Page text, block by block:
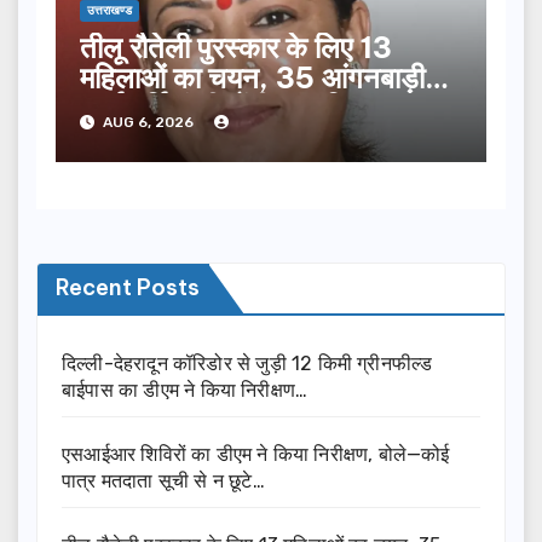
उत्तराखण्ड
तीलू रौतेली पुरस्कार के लिए 13
महिलाओं का चयन, 35 आंगनबाड़ी
कार्यकर्तियां भी होंगी सम्मानित…
AUG 6, 2026
Recent Posts
दिल्ली-देहरादून कॉरिडोर से जुड़ी 12 किमी ग्रीनफील्ड
बाईपास का डीएम ने किया निरीक्षण…
एसआईआर शिविरों का डीएम ने किया निरीक्षण, बोले—कोई
पात्र मतदाता सूची से न छूटे…